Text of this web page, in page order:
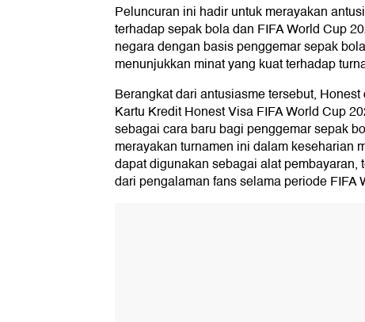
Peluncuran ini hadir untuk merayakan
terhadap sepak bola dan FIFA World Cup
negara dengan basis penggemar sepak
menunjukkan minat yang kuat terhadap
Berangkat dari antusiasme tersebut,
Kartu Kredit Honest Visa FIFA World Cup
sebagai cara baru bagi penggemar sepak
merayakan turnamen ini dalam keseharian
dapat digunakan sebagai alat pembayaran,
dari pengalaman fans selama periode